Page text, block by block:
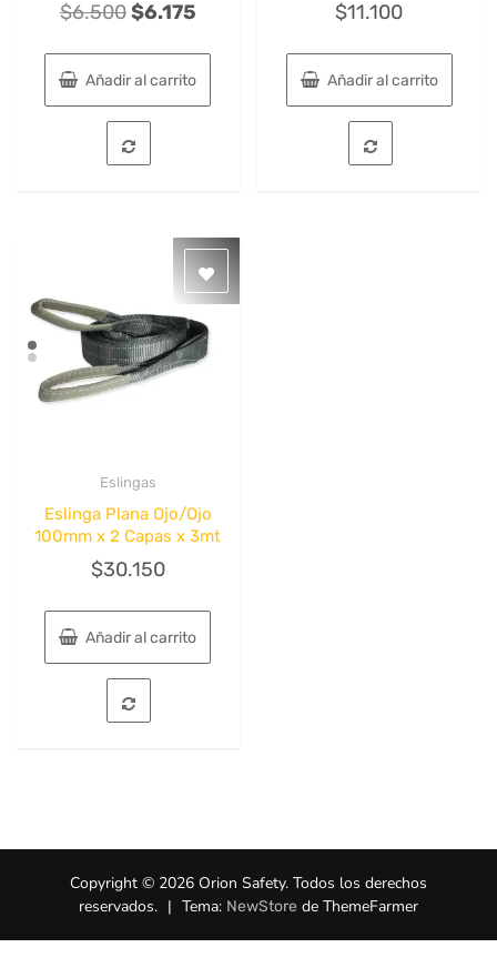
$6.500El
original
era:
$6.500.
$6.175El
es:
Añadir al carrito
$11.100
Añadir al carrito
Eslingas
Eslinga Plana Ojo/Ojo
100mm x 2 Capas x 3mt
$30.150
Añadir al carrito
Copyright © 2026 Orion Safety. Todos los derechos
reservados. | Tema: NewStore de ThemeFarmer